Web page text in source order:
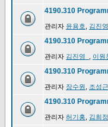
4190.310
관리자 윤용호 김진영_
4190.310
관리자 김진영_ 이원
4190.310
관리자 장수원 조성근
4190.310
관리자 허기홍 김희정